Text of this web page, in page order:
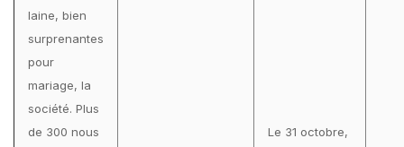
laine, bien
surprenantes
pour
mariage, la
société. Plus
de 300 nous
Le 31 octobre,